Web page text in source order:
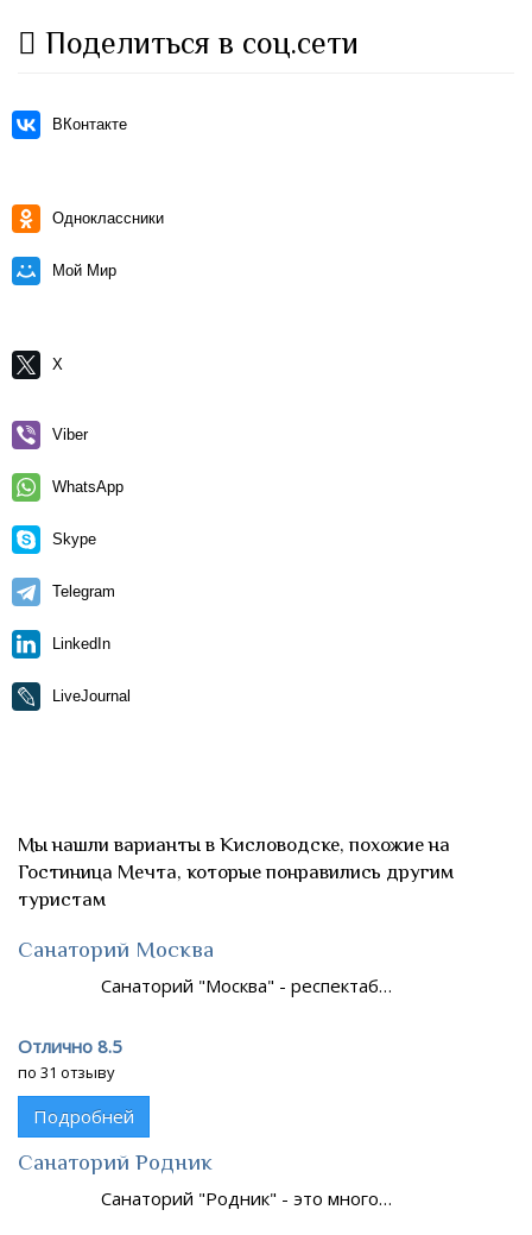
Поделиться в соц.сети
ВКонтакте
Одноклассники
Мой Мир
X
Viber
WhatsApp
Skype
Telegram
LinkedIn
LiveJournal
Мы нашли варианты в Кисловодске, похожие на
Гостиница Мечта, которые понравились другим
туристам
Санаторий Москва
Санаторий "Москва" - респектаб…
Отлично 8.5
по 31 отзыву
Подробней
Санаторий Родник
Санаторий "Родник" - это много…